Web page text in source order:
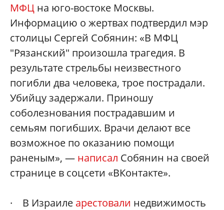
МФЦ на юго-востоке Москвы.
Информацию о жертвах подтвердил мэр
столицы Сергей Собянин: «В МФЦ
"Рязанский" произошла трагедия. В
результате стрельбы неизвестного
погибли два человека, трое пострадали.
Убийцу задержали. Приношу
соболезнования пострадавшим и
семьям погибших. Врачи делают все
возможное по оказанию помощи
раненым», — написал Собянин на своей
странице в соцсети «ВКонтакте».
· В Израиле арестовали недвижимость